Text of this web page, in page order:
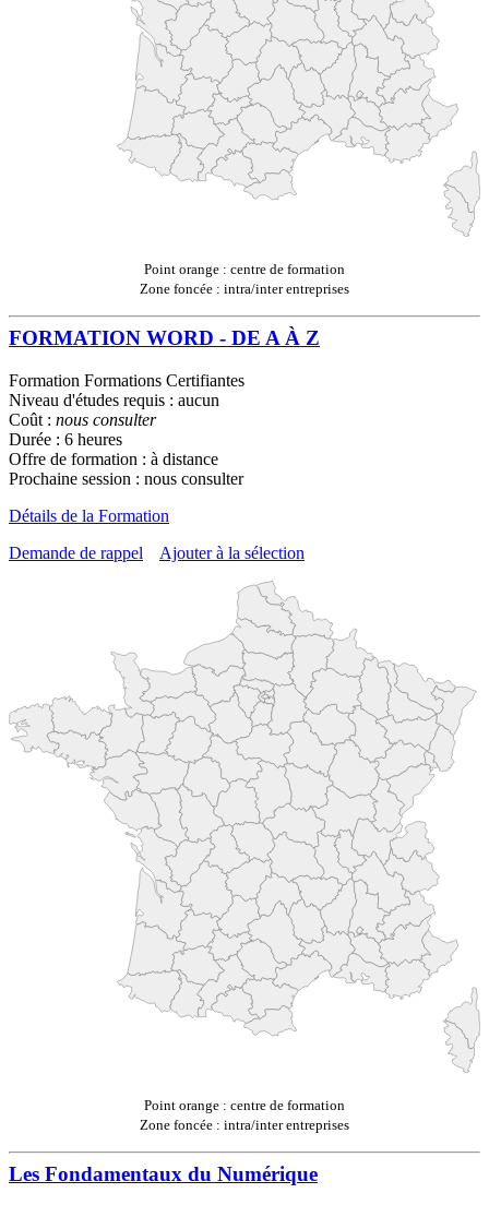
Point orange : centre de formation
Zone foncée : intra/inter entreprises
FORMATION WORD - DE A À Z
Formation Formations Certifiantes
Niveau d'études requis : aucun
Coût : nous consulter
Durée : 6 heures
Offre de formation : à distance
Prochaine session : nous consulter
Détails de la Formation
Demande de rappel
Ajouter à la sélection
Point orange : centre de formation
Zone foncée : intra/inter entreprises
Les Fondamentaux du Numérique